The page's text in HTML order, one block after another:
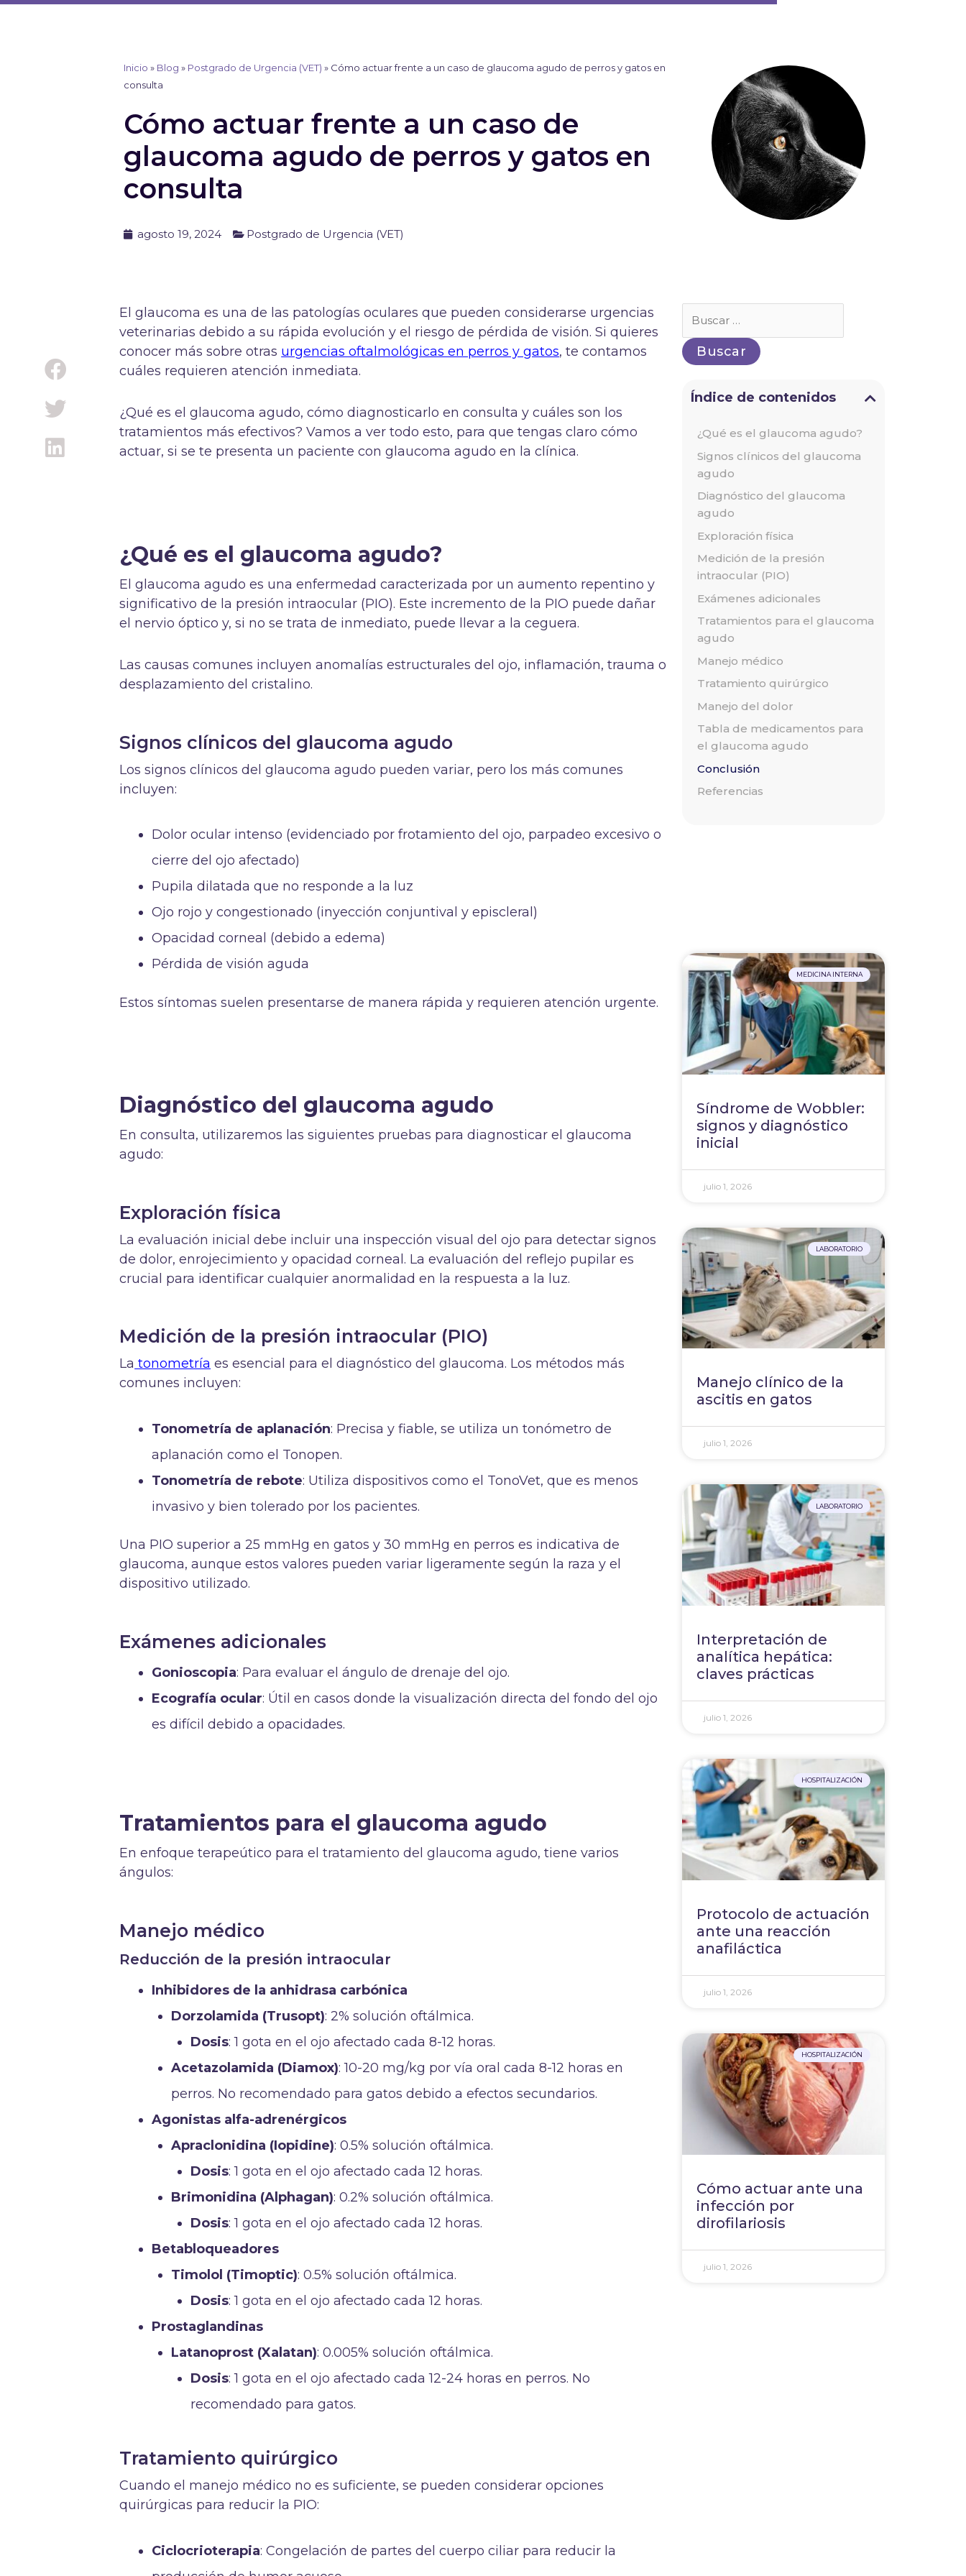
Ir
Inicio » Blog » Postgrado de Urgencia (VET) » Cómo actuar frente a un caso de glaucoma agudo de perros y gatos en
consulta
Cómo actuar frente a un caso de
glaucoma agudo de perros y gatos en
consulta
agosto 19, 2024 Postgrado de Urgencia (VET)
El glaucoma es una de las patologías oculares que pueden considerarse urgencias
veterinarias debido a su rápida evolución y el riesgo de pérdida de visión. Si quieres
conocer más sobre otras urgencias oftalmológicas en perros y gatos, te contamos
cuáles requieren atención inmediata.
¿Qué es el glaucoma agudo, cómo diagnosticarlo en consulta y cuáles son los
tratamientos más efectivos? Vamos a ver todo esto, para que tengas claro cómo
actuar, si se te presenta un paciente con glaucoma agudo en la clínica.
¿Qué es el glaucoma agudo?
El glaucoma agudo es una enfermedad caracterizada por un aumento repentino y
significativo de la presión intraocular (PIO). Este incremento de la PIO puede dañar
el nervio óptico y, si no se trata de inmediato, puede llevar a la ceguera.
Las causas comunes incluyen anomalías estructurales del ojo, inflamación, trauma o
desplazamiento del cristalino.
Signos clínicos del glaucoma agudo
Los signos clínicos del glaucoma agudo pueden variar, pero los más comunes
incluyen:
Dolor ocular intenso (evidenciado por frotamiento del ojo, parpadeo excesivo o
cierre del ojo afectado)
Pupila dilatada que no responde a la luz
Ojo rojo y congestionado (inyección conjuntival y episcleral)
Opacidad corneal (debido a edema)
Pérdida de visión aguda
Estos síntomas suelen presentarse de manera rápida y requieren atención urgente.
Diagnóstico del glaucoma agudo
En consulta, utilizaremos las siguientes pruebas para diagnosticar el glaucoma
agudo:
Exploración física
La evaluación inicial debe incluir una inspección visual del ojo para detectar signos
de dolor, enrojecimiento y opacidad corneal. La evaluación del reflejo pupilar es
crucial para identificar cualquier anormalidad en la respuesta a la luz.
Medición de la presión intraocular (PIO)
La tonometría es esencial para el diagnóstico del glaucoma. Los métodos más
comunes incluyen:
Tonometría de aplanación: Precisa y fiable, se utiliza un tonómetro de
aplanación como el Tonopen.
Tonometría de rebote: Utiliza dispositivos como el TonoVet, que es menos
invasivo y bien tolerado por los pacientes.
Una PIO superior a 25 mmHg en gatos y 30 mmHg en perros es indicativa de
glaucoma, aunque estos valores pueden variar ligeramente según la raza y el
dispositivo utilizado.
Exámenes adicionales
Gonioscopia: Para evaluar el ángulo de drenaje del ojo.
Ecografía ocular: Útil en casos donde la visualización directa del fondo del ojo
es difícil debido a opacidades.
Tratamientos para el glaucoma agudo
En enfoque terapeútico para el tratamiento del glaucoma agudo, tiene varios
ángulos:
Manejo médico
Reducción de la presión intraocular
Inhibidores de la anhidrasa carbónica
Dorzolamida (Trusopt): 2% solución oftálmica.
Dosis: 1 gota en el ojo afectado cada 8-12 horas.
Acetazolamida (Diamox): 10-20 mg/kg por vía oral cada 8-12 horas en
perros. No recomendado para gatos debido a efectos secundarios.
Agonistas alfa-adrenérgicos
Apraclonidina (Iopidine): 0.5% solución oftálmica.
Dosis: 1 gota en el ojo afectado cada 12 horas.
Brimonidina (Alphagan): 0.2% solución oftálmica.
Dosis: 1 gota en el ojo afectado cada 12 horas.
Betabloqueadores
Timolol (Timoptic): 0.5% solución oftálmica.
Dosis: 1 gota en el ojo afectado cada 12 horas.
Prostaglandinas
Latanoprost (Xalatan): 0.005% solución oftálmica.
Dosis: 1 gota en el ojo afectado cada 12-24 horas en perros. No
recomendado para gatos.
Tratamiento quirúrgico
Cuando el manejo médico no es suficiente, se pueden considerar opciones
quirúrgicas para reducir la PIO:
Ciclocrioterapia: Congelación de partes del cuerpo ciliar para reducir la
por:
Índice de contenidos
¿Qué es el glaucoma agudo?
Signos clínicos del glaucoma
agudo
Diagnóstico del glaucoma
agudo
Exploración física
Medición de la presión
intraocular (PIO)
Exámenes adicionales
Tratamientos para el glaucoma
agudo
Manejo médico
Tratamiento quirúrgico
Manejo del dolor
Tabla de medicamentos para
el glaucoma agudo
Conclusión
Referencias
MEDICINA INTERNA
Síndrome de Wobbler:
signos y diagnóstico
inicial
julio 1, 2026
LABORATORIO
Manejo clínico de la
ascitis en gatos
julio 1, 2026
LABORATORIO
Interpretación de
analítica hepática:
claves prácticas
julio 1, 2026
HOSPITALIZACIÓN
Protocolo de actuación
ante una reacción
anafiláctica
julio 1, 2026
HOSPITALIZACIÓN
Cómo actuar ante una
infección por
dirofilariosis
julio 1, 2026